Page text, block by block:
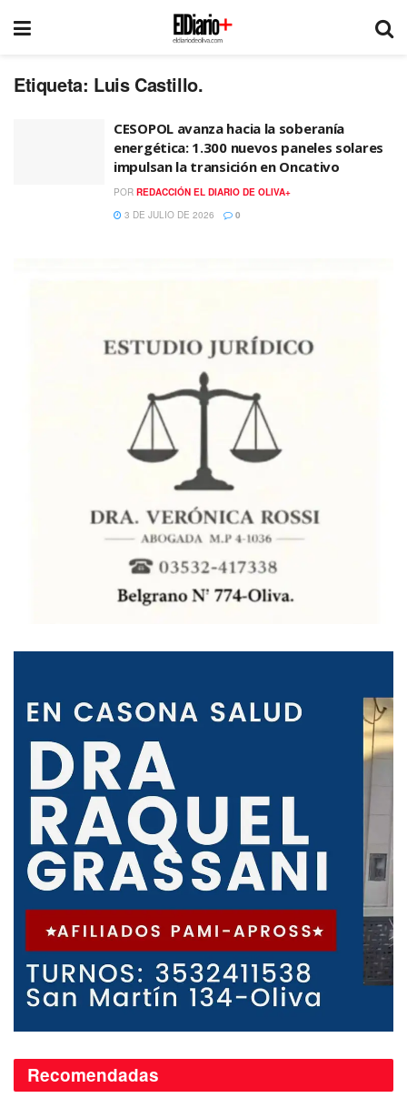
Etiqueta: Luis Castillo.
CESOPOL avanza hacia la soberanía
energética: 1.300 nuevos paneles solares
impulsan la transición en Oncativo
POR REDACCIÓN EL DIARIO DE OLIVA+
3 DE JULIO DE 2026
0
Recomendadas